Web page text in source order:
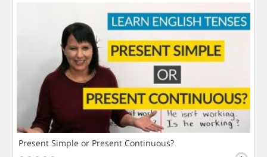
Present Simple or Present Continuous?